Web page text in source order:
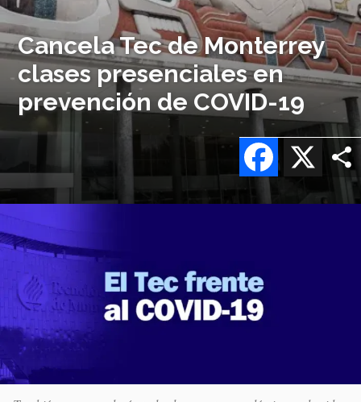
Cancela Tec de Monterrey
clases presenciales en
prevención de COVID-19
X
Facebook
o
logo